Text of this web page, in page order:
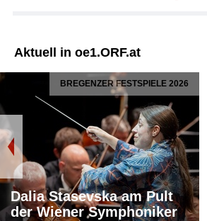
Aktuell in oe1.ORF.at
BREGENZER FESTSPIELE 2026
Dalia Stasevska am Pult
der Wiener Symphoniker